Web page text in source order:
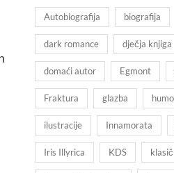
Autobiografija biografija
dark romance dječja knjiga
domaći autor Egmont
Fraktura glazba
ilustracije Innamorata
Iris Illyrica KDS